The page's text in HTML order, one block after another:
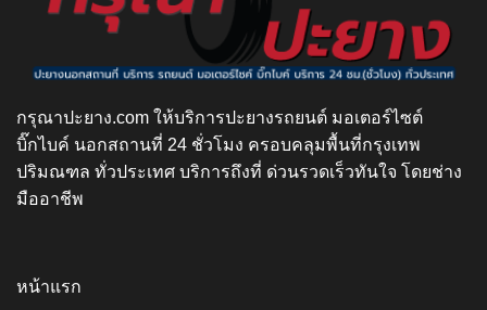
กรุณาปะยาง.com ให้บริการปะยางรถยนต์ มอเตอร์ไซต์
บิ๊กไบค์ นอกสถานที่ 24 ชั่วโมง ครอบคลุมพื้นที่กรุงเทพ
ปริมณฑล ทั่วประเทศ บริการถึงที่ ด่วนรวดเร็วทันใจ โดยช่าง
มืออาชีพ
หน้าแรก